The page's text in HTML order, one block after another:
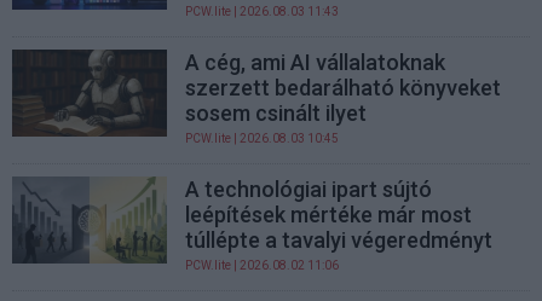
PCW.lite | 2026.08.03 11:43
A cég, ami AI vállalatoknak
szerzett bedarálható könyveket
sosem csinált ilyet
PCW.lite | 2026.08.03 10:45
A technológiai ipart sújtó
leépítések mértéke már most
túllépte a tavalyi végeredményt
PCW.lite | 2026.08.02 11:06